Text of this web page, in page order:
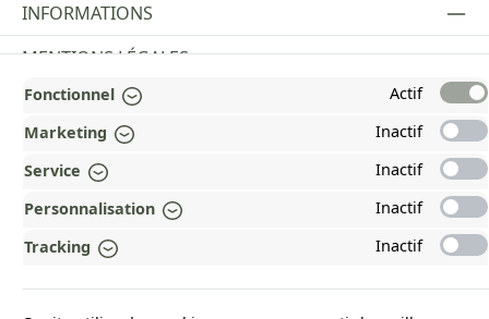
Revoke a contract
INFORMATIONS
MENTIONS LÉGALES
PAYMENT AND SHIPPING METHODS
RÉCOMPENSÉ ET CERTIFIÉ !
OUR COMMUNITIES
Fonctionnel
Actif
Marketing
Inactif
Service
Inactif
Personnalisation
Inactif
Tracking
Inactif